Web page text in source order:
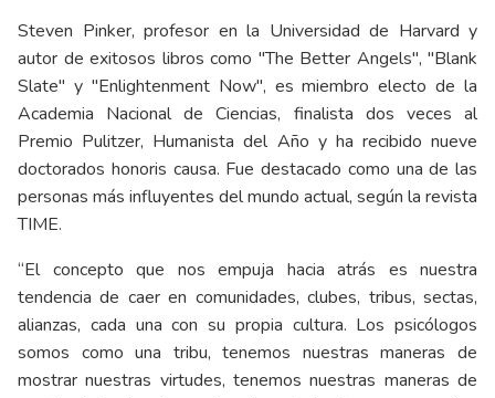
Steven Pinker, profesor en la Universidad de Harvard y
autor de exitosos libros como "The Better Angels", "Blank
Slate" y "Enlightenment Now", es miembro electo de la
Academia Nacional de Ciencias, finalista dos veces al
Premio Pulitzer, Humanista del Año y ha recibido nueve
doctorados honoris causa. Fue destacado como una de las
personas más influyentes del mundo actual, según la revista
TIME.
“El concepto que nos empuja hacia atrás es nuestra
tendencia de caer en comunidades, clubes, tribus, sectas,
alianzas, cada una con su propia cultura. Los psicólogos
somos como una tribu, tenemos nuestras maneras de
mostrar nuestras virtudes, tenemos nuestras maneras de